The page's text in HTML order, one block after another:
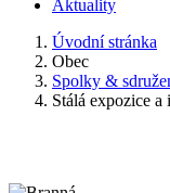
Aktuality
Úvodní stránka
Obec
Spolky &
Stálá expozice